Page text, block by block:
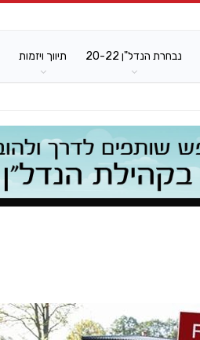
נבחרת הנדל"ן 20-22 תיווך ויזמות